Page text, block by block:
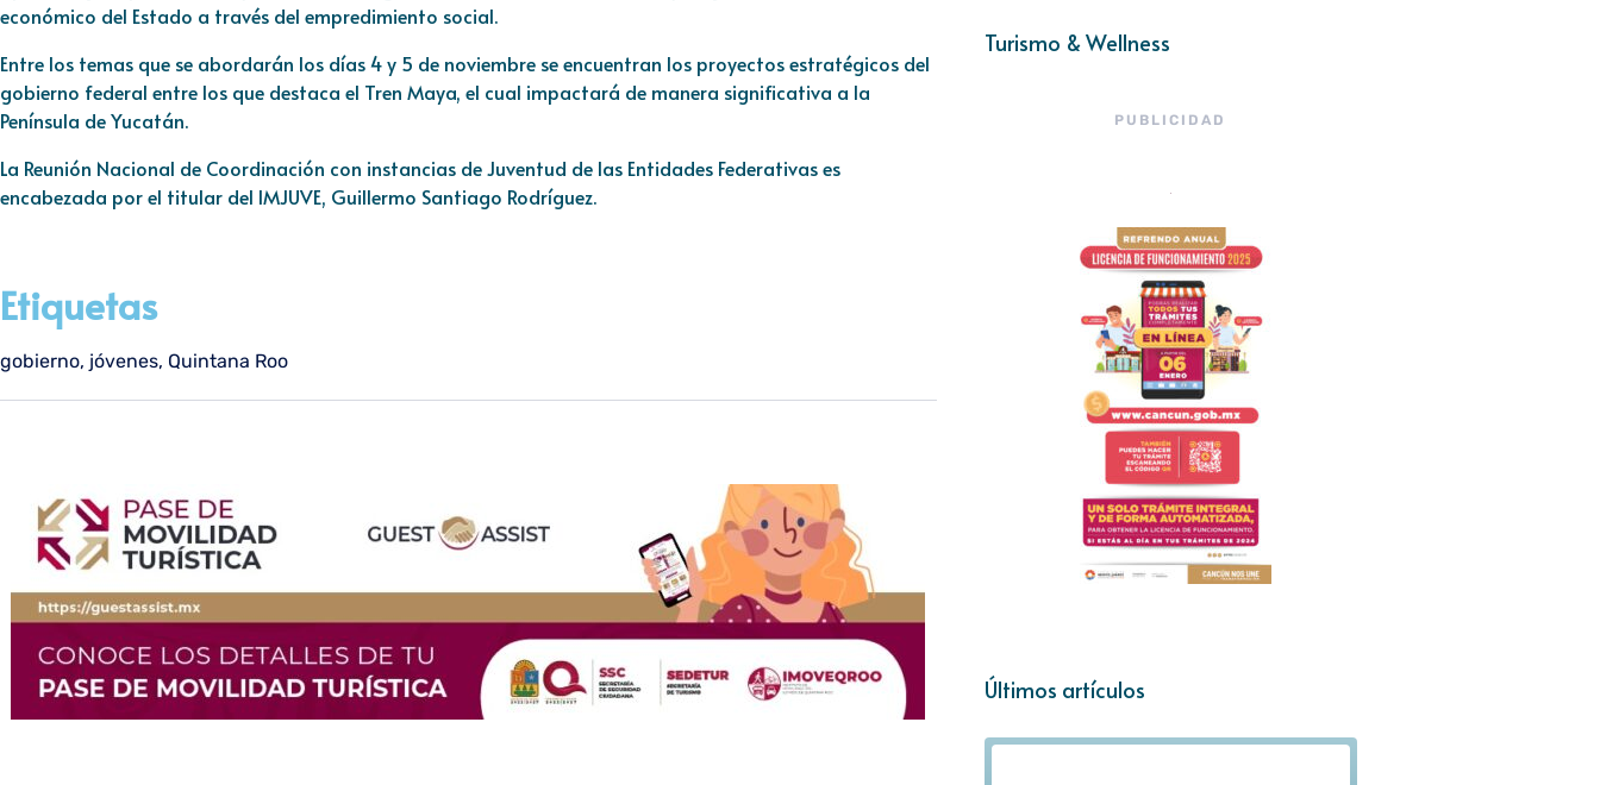
económico del Estado a través del empredimiento social.
Entre los temas que se abordarán los días 4 y 5 de noviembre se encuentran los proyectos estratégicos del
gobierno federal entre los que destaca el Tren Maya, el cual impactará de manera significativa a la
Península de Yucatán.
La Reunión Nacional de Coordinación con instancias de Juventud de las Entidades Federativas es
encabezada por el titular del IMJUVE, Guillermo Santiago Rodríguez.
Etiquetas
gobierno, jóvenes, Quintana Roo
Turismo & Wellness
PUBLICIDAD
Últimos artículos